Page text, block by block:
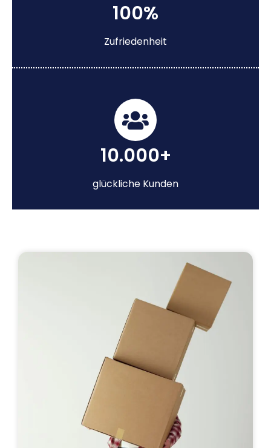
100%
Zufriedenheit
10.000+
glückliche Kunden